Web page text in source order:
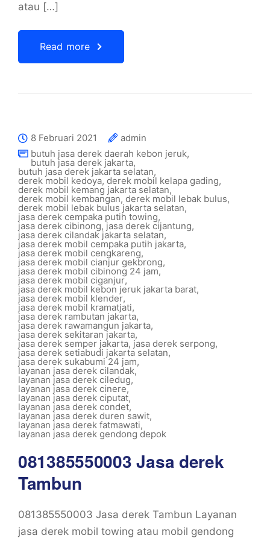
atau […]
Read more
8 Februari 2021
admin
butuh jasa derek daerah kebon jeruk,
butuh jasa derek jakarta,
butuh jasa derek jakarta selatan,
derek mobil kedoya, derek mobil kelapa gading,
derek mobil kemang jakarta selatan,
derek mobil kembangan, derek mobil lebak bulus,
derek mobil lebak bulus jakarta selatan,
jasa derek cempaka putih towing,
jasa derek cibinong,jasa derek cijantung,
jasa derek cilandak jakarta selatan,
jasa derek mobil cempaka putih jakarta,
jasa derek mobil cengkareng,
jasa derek mobil cianjur gekbrong,
jasa derek mobil cibinong 24 jam,
jasa derek mobil ciganjur,
jasa derek mobil kebon jeruk jakarta barat,
jasa derek mobil klender,
jasa derek mobil kramatjati,
jasa derek rambutan jakarta,
jasa derek rawamangun jakarta,
jasa derek sekitaran jakarta,
jasa derek semper jakarta, jasa derek serpong,
jasa derek setiabudi jakarta selatan,
jasa derek sukabumi 24 jam,
layanan jasa derek cilandak,
layanan jasa derek ciledug,
layanan jasa derek cinere,
layanan jasa derek ciputat,
layanan jasa derek condet,
layanan jasa derek duren sawit,
layanan jasa derek fatmawati,
layanan jasa derek gendong depok
081385550003 Jasa derek
Tambun
081385550003 Jasa derek Tambun Layanan
jasa derek mobil towing atau mobil gendong